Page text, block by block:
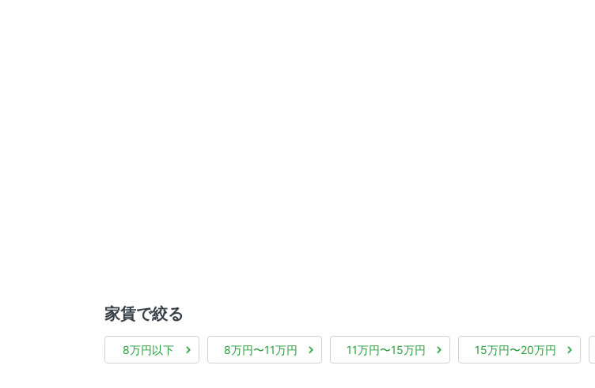
家賃で絞る
8万円以下 8万円〜11万円 11万円〜15万円 15万円〜20万円